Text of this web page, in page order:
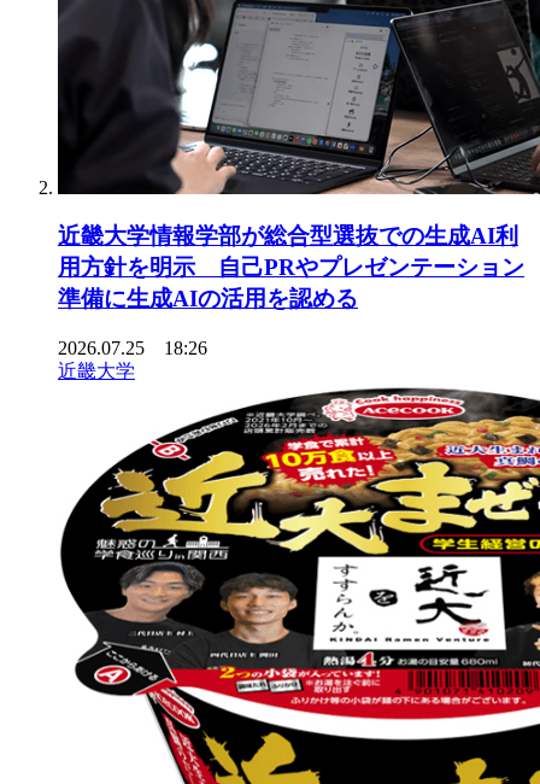
近畿大学情報学部が総合型選抜での生成AI利
用方針を明示 自己PRやプレゼンテーション
準備に生成AIの活用を認める
2026.07.25 18:26
近畿大学